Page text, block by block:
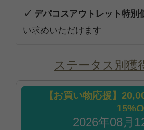
✓ デパコスアウトレット特別
い求めいただけます
ステータス別
【お買い物応援】
2026年08月